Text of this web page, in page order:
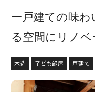
一戸建ての味
る空間にリノ
木造 子ども部屋 戸建て